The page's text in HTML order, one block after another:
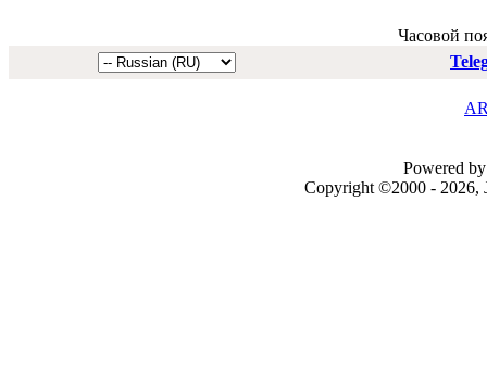
Часовой
Powered
Copyright ©2000 - 2026,